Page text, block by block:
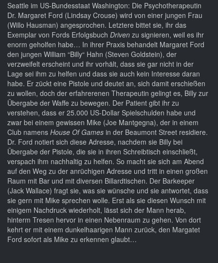
Seattle im US-Bundesstaat Washington: Die Psychotherapeutin
Dr. Margaret Ford (Lindsay Crouse) wird von einer jungen Frau
(Willo Hausman) angesprochen. Letztere bittet sie, ihr das
Exemplar von Fords Erfolgsbuch Driven zu signieren, weil es ihr
enorm geholfen habe… In ihrer Praxis behandelt Margaret Ford
den jungen William “Billy“ Hahn (Steven Goldstein), der
verzweifelt erscheint und ihr vorhält, dass sie gar nicht in der
Lage sei ihm zu helfen und dass sie auch kein Interesse daran
habe. Er zückt eine Pistole und deutet an, sich damit erschießen
zu wollen, doch der erfahrerenen Therapeutin gelingt es, Billy zur
Übergabe der Waffe zu bewegen. Der Patient gibt ihr zu
verstehen, dass er 25.000 US-Dollar Spielschulden habe und
zwar bei einem gewissen Mike (Joe Mantgegna), der in einem
Club namens House Of Games in der Beaumont Street residiere.
Dr. Ford notiert sich diese Adresse, nachdem sie Billy bei
Übergabe der Pistole, die sie in ihren Schreibtisch einschließt,
verspach ihm nachhaltig zu helfen. So macht sie sich am Abend
auf den Weg zu der anrüchigen Adresse und tritt in einen großen
Raum mit Bar und mit diversen Billardtischen. Der Barkeeper
(Jack Wallace) fragt sie, was sie wünsche und sie antwortet, dass
sie gern mit Mike sprechen wolle. Erst als sie diesen Wunsch mit
einigem Nachdruck wiederholt, lässt sich der Mann herab,
hinterm Tresen hervor in einen Nebenraum zu gehen. Von dort
kehrt er mit einem dunkelhaarigen Mann zurück, den Margatet
Ford sofort als Mike zu erkennen glaubt…